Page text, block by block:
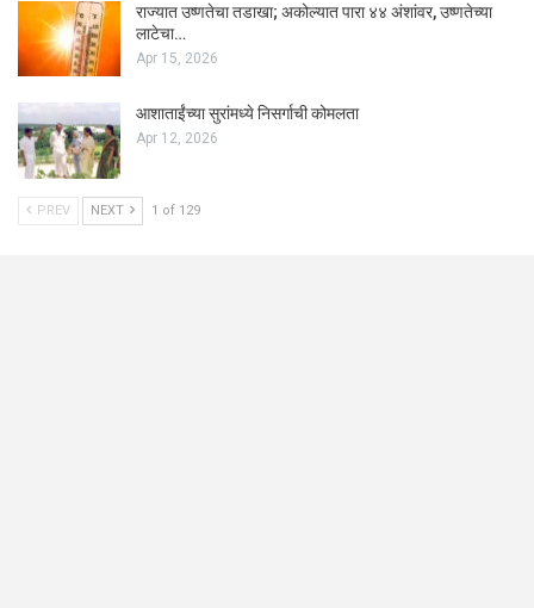
राज्यात उष्णतेचा तडाखा; अकोल्यात पारा ४४ अंशांवर, उष्णतेच्या
लाटेचा…
Apr 15, 2026
आशाताईंच्या सुरांमध्ये निसर्गाची कोमलता
Apr 12, 2026
PREV NEXT 1 of 129